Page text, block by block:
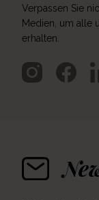
Verpassen Sie
Medien, um alle
erhalten.